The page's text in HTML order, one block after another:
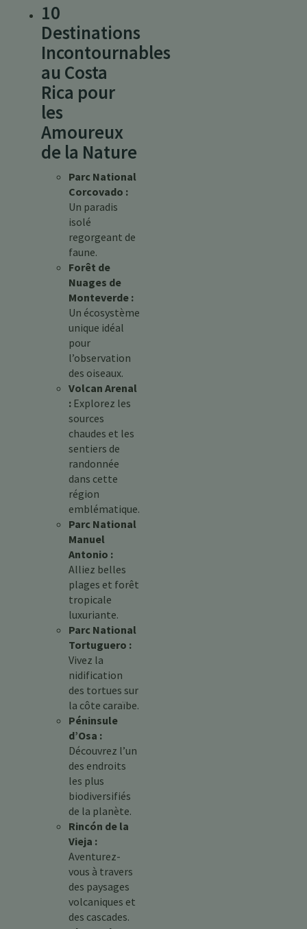
10
Destinations
Incontournables
au Costa
Rica pour
les
Amoureux
de la Nature
Parc National
Corcovado :
Un paradis
isolé
regorgeant de
faune.
Forêt de
Nuages de
Monteverde :
Un écosystème
unique idéal
pour
l’observation
des oiseaux.
Volcan Arenal
: Explorez les
sources
chaudes et les
sentiers de
randonnée
dans cette
région
emblématique.
Parc National
Manuel
Antonio :
Alliez belles
plages et forêt
tropicale
luxuriante.
Parc National
Tortuguero :
Vivez la
nidification
des tortues sur
la côte caraïbe.
Péninsule
d’Osa :
Découvrez l’un
des endroits
les plus
biodiversifiés
de la planète.
Rincón de la
Vieja :
Aventurez-
vous à travers
des paysages
volcaniques et
des cascades.